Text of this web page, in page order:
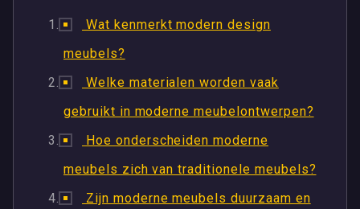
Wat kenmerkt modern design
meubels?
Welke materialen worden vaak
gebruikt in moderne meubelontwerpen?
Hoe onderscheiden moderne
meubels zich van traditionele meubels?
Zijn moderne meubels duurzaam en